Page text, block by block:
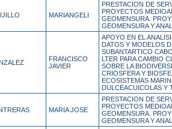
MARIANGELI
PRESTACION DE
PROYECTOS
GEOMENSURA.
GEOMENSURA Y
FRANCISCO
JAVIER
APOYO EN EL
DATOS Y MODELOS
SUBANTARTICO
LTER PARA CAMBIO
SOBRE LA
CRIOSFERA Y
ECOSISTEMAS
DULCEACUICOLAS Y
MARIA JOSE
PRESTACION DE
PROYECTOS
GEOMENSURA.
GEOMENSURA Y